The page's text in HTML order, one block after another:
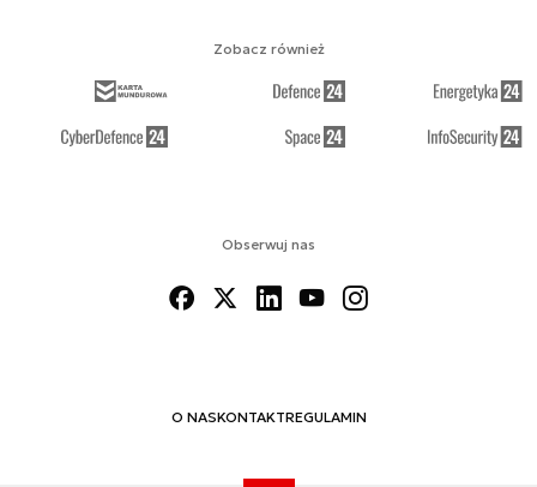
Obserwuj nas
O NASKONTAKTREGULAMIN
Zobacz również